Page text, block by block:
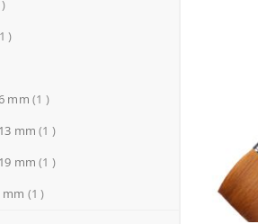
items
1item
mm 1 item
mm 1 item
mm 1 item
mm 1item